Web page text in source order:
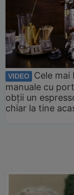
VIDEO
Cele mai
manuale cu
obții un
chiar la tine